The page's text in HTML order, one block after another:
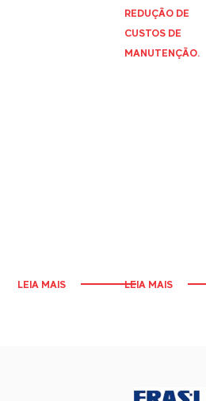
LEIA MAIS
REDUÇÃO DE
CUSTOS DE
MANUTENÇÃO.
LEIA MAIS